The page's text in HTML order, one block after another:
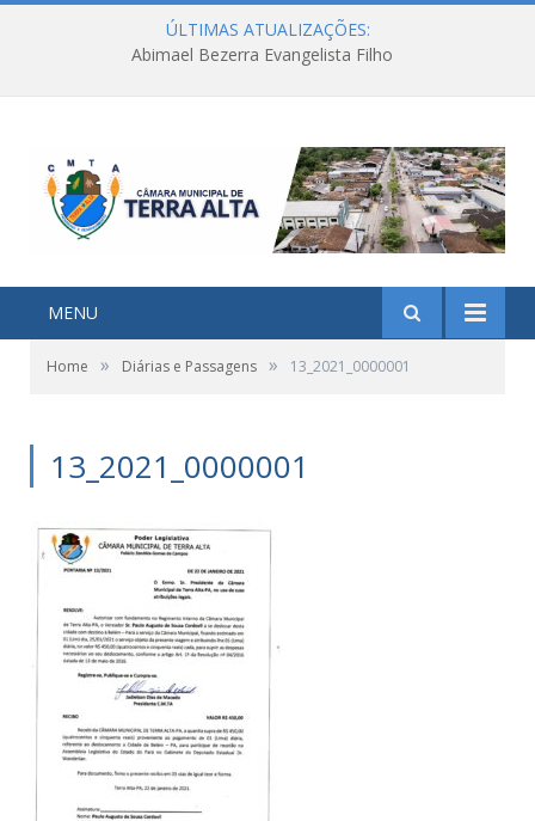
ÚLTIMAS ATUALIZAÇÕES:
Abimael Bezerra Evangelista Filho
MENU
Home » Diárias e Passagens » 13_2021_0000001
13_2021_0000001